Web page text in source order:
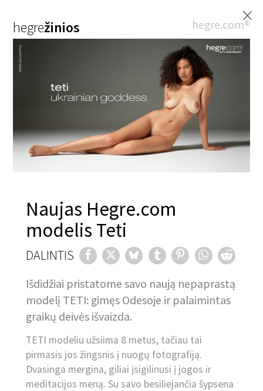
×
hegrežinios hegre.com®
Naujas Hegre.com
modelis Teti
DALINTIS
Išdidžiai pristatome savo naują nepaprastą
modelį TETI: gimęs Odesoje ir palaimintas
graikų deivės išvaizda.
TETI modeliu užsiima 8 metus, tačiau tai
pirmasis jos žingsnis į nuogų fotografiją.
Dvasinga mergina, giliai įsigilinusi į jogos ir
meditacijos meną. Su savo besiliejančia šypsena